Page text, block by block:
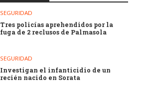
SEGURIDAD
Tres policías aprehendidos por la
fuga de 2 reclusos de Palmasola
SEGURIDAD
Investigan el infanticidio de un
recién nacido en Sorata